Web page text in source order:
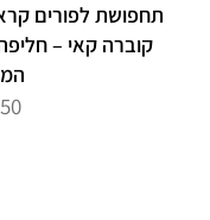
תחפושת לפורים
קוברה קאי –